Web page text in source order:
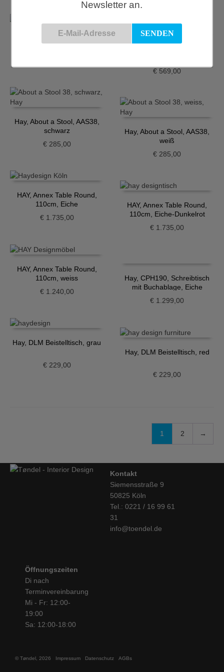
Hay, About a Stool, AAS32,
€ 569,00
Hay, About a Stool, AAS38,
schwarz
€285,00
Hay, About a Stool, AAS38,
weiß
€ 285,00
HAY, Annex Table Round,
110cm, Eiche
€1.735,00
HAY, Annex Table Round,
110cm, Eiche-Dunkelrot
€ 1.735,00
HAY, Annex Table Round,
110cm, weiss
€1.240,00
Hay, CPH190, Schreibtisch
mit Buchablage, Eiche
€ 1.299,00
Hay, DLM Beistelltisch, grau
€229,00
Hay, DLM Beistelltisch, red
€ 229,00
1 2 →
Kontakt
Siemensstraße 9
50825 Köln
Tel.: 0221 / 16 99 61
31
info@toendel.de
Öffnungszeiten
Di nach
Terminvereinbarung
Mi - Fr: 12:00-
19:00
Sa: 12:00-18:00
© Tøndel, 2026 Impressum Datenschutz AGBs
Newsletter an.